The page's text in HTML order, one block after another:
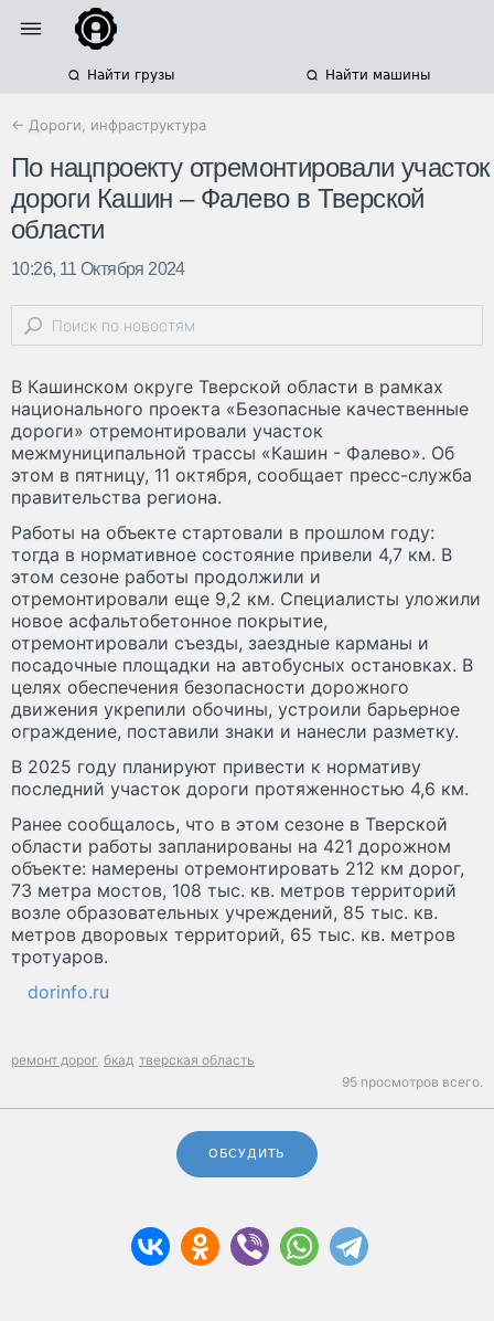
Найти грузы Найти машины
← Дороги, инфраструктура
По нацпроекту отремонтировали участок
дороги Кашин – Фалево в Тверской
области
10:26, 11 Октября 2024
В Кашинском округе Тверской области в рамках
национального проекта «Безопасные качественные
дороги» отремонтировали участок
межмуниципальной трассы «Кашин - Фалево». Об
этом в пятницу, 11 октября, сообщает пресс-служба
правительства региона.
Работы на объекте стартовали в прошлом году:
тогда в нормативное состояние привели 4,7 км. В
этом сезоне работы продолжили и
отремонтировали еще 9,2 км. Специалисты уложили
новое асфальтобетонное покрытие,
отремонтировали съезды, заездные карманы и
посадочные площадки на автобусных остановках. В
целях обеспечения безопасности дорожного
движения укрепили обочины, устроили барьерное
ограждение, поставили знаки и нанесли разметку.
В 2025 году планируют привести к нормативу
последний участок дороги протяженностью 4,6 км.
Ранее сообщалось, что в этом сезоне в Тверской
области работы запланированы на 421 дорожном
объекте: намерены отремонтировать 212 км дорог,
73 метра мостов, 108 тыс. кв. метров территорий
возле образовательных учреждений, 85 тыс. кв.
метров дворовых территорий, 65 тыс. кв. метров
тротуаров.
dorinfo.ru
ремонт дорог бкад тверская область
95 просмотров всего.
ОБСУДИТЬ